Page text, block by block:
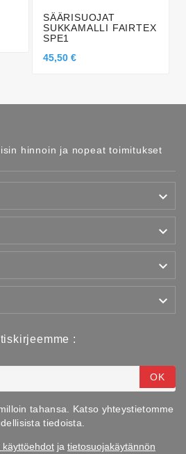
SÄÄRISUOJAT
SUKKAMALLI FAIRTEX
SPE1
45,50 €
hinnoin ja nopeat toimitukset




:
OK
tahansa. Katso yhteystietomme
tiedoista.
käyttöehdot ja tietosuojakäytännön